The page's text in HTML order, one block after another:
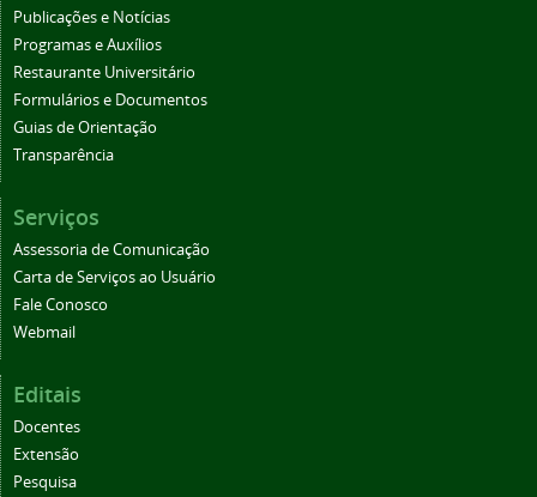
Publicações e Notícias
Programas e Auxílios
Restaurante Universitário
Formulários e Documentos
Guias de Orientação
Transparência
Serviços
Assessoria de Comunicação
Carta de Serviços ao Usuário
Fale Conosco
Webmail
Editais
Docentes
Extensão
Pesquisa